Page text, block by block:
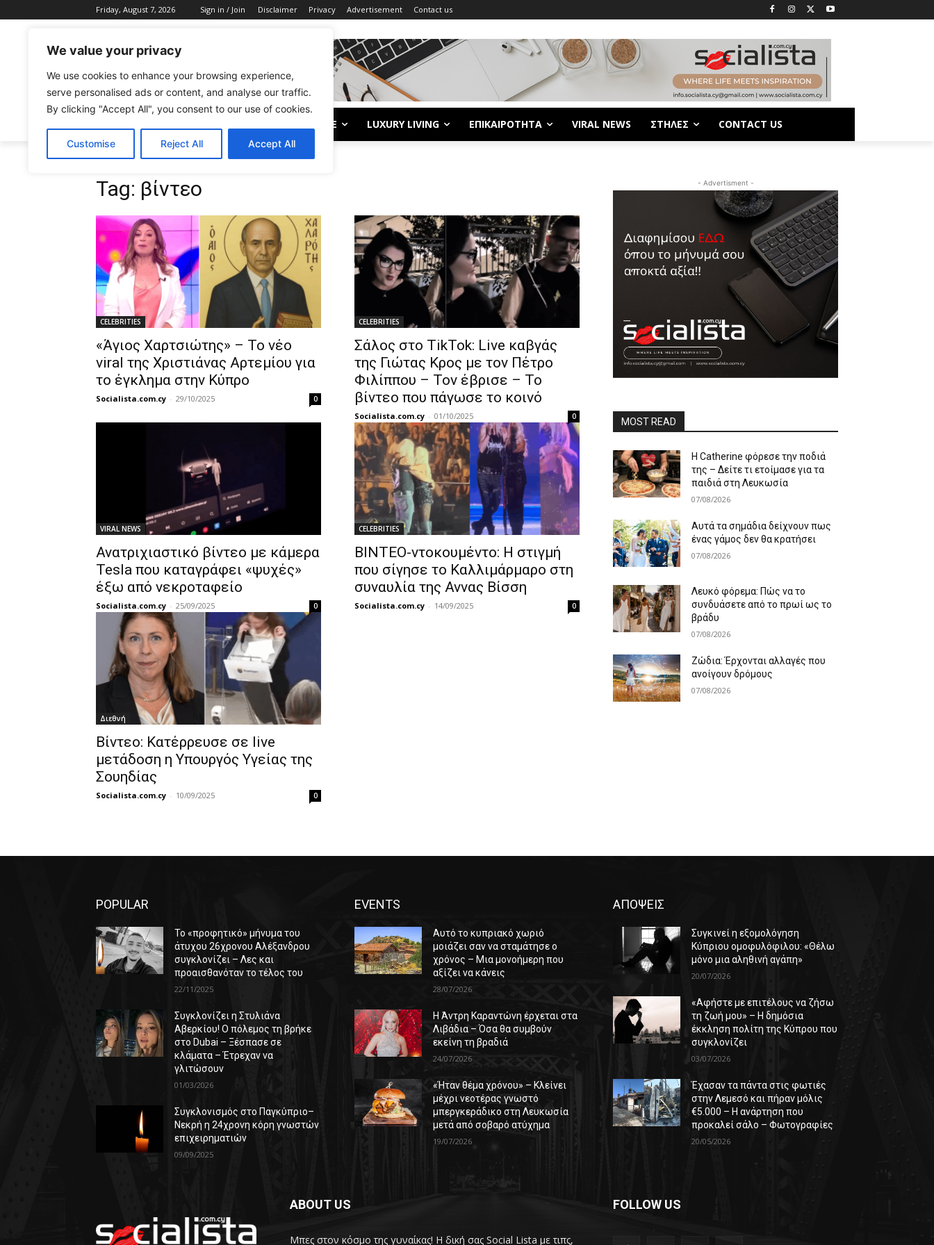
We value your privacy
We use cookies to enhance your browsing experience,
serve personalised ads or content, and analyse our traffic.
By clicking "Accept All", you consent to our use of cookies.
Customise Reject All Accept All
Friday, August 7, 2026 Sign in / Join Disclaimer Privacy Advertisement Contact us
LIFE LUXURY LIVING ΕΠΙΚΑΙΡΟΤΗΤΑ VIRAL NEWS ΣΤΗΛΕΣ CONTACT US
Tags βίντεο
Tag: βίντεο
CELEBRITIES
«Άγιος Χαρτσιώτης» – Το νέο
viral της Χριστιάνας Αρτεμίου για
το έγκλημα στην Κύπρο
Socialista.com.cy - 29/10/2025 0
CELEBRITIES
Σάλος στο TikTok: Live καβγάς
της Γιώτας Κρος με τον Πέτρο
Φιλίππου – Τον έβρισε – Το
βίντεο που πάγωσε το κοινό
Socialista.com.cy - 01/10/2025 0
VIRAL NEWS
Ανατριχιαστικό βίντεο με κάμερα
Tesla που καταγράφει «ψυχές»
έξω από νεκροταφείο
Socialista.com.cy - 25/09/2025 0
CELEBRITIES
ΒΙΝΤΕΟ-ντοκουμέντο: Η στιγμή
που σίγησε το Καλλιμάρμαρο στη
συναυλία της Αννας Βίσση
Socialista.com.cy - 14/09/2025 0
Διεθνή
Βίντεο: Κατέρρευσε σε live
μετάδοση η Υπουργός Υγείας της
Σουηδίας
Socialista.com.cy - 10/09/2025 0
- Advertisment -
MOST READ
Η Catherine φόρεσε την ποδιά
της – Δείτε τι ετοίμασε για τα
παιδιά στη Λευκωσία
07/08/2026
Αυτά τα σημάδια δείχνουν πως
ένας γάμος δεν θα κρατήσει
07/08/2026
Λευκό φόρεμα: Πώς να το
συνδυάσετε από το πρωί ως το
βράδυ
07/08/2026
Ζώδια: Έρχονται αλλαγές που
ανοίγουν δρόμους
07/08/2026
POPULAR
Το «προφητικό» μήνυμα του
άτυχου 26χρονου Αλέξανδρου
συγκλονίζει – Λες και
προαισθανόταν το τέλος του
22/11/2025
Συγκλονίζει η Στυλιάνα
Αβερκίου! Ο πόλεμος τη βρήκε
στο Dubai – Ξέσπασε σε
κλάματα – Έτρεχαν να
γλιτώσουν
01/03/2026
Συγκλονισμός στο Παγκύπριο–
Νεκρή η 24χρονη κόρη γνωστών
επιχειρηματιών
09/09/2025
EVENTS
Αυτό το κυπριακό χωριό
μοιάζει σαν να σταμάτησε ο
χρόνος – Μια μονοήμερη που
αξίζει να κάνεις
28/07/2026
Η Άντρη Καραντώνη έρχεται στα
Λιβάδια – Όσα θα συμβούν
εκείνη τη βραδιά
24/07/2026
«Ήταν θέμα χρόνου» – Κλείνει
μέχρι νεοτέρας γνωστό
μπεργκεράδικο στη Λευκωσία
μετά από σοβαρό ατύχημα
19/07/2026
ΑΠΟΨΕΙΣ
Συγκινεί η εξομολόγηση
Κύπριου ομοφυλόφιλου: «Θέλω
μόνο μια αληθινή αγάπη»
20/07/2026
«Αφήστε με επιτέλους να ζήσω
τη ζωή μου» – Η δημόσια
έκκληση πολίτη της Κύπρου που
συγκλονίζει
03/07/2026
Έχασαν τα πάντα στις φωτιές
στην Λεμεσό και πήραν μόλις
€5.000 – Η ανάρτηση που
προκαλεί σάλο – Φωτογραφίες
20/05/2026
ABOUT US
Μπες στον κόσμο της γυναίκας! H δική σας Social Lista με τιπς,
FOLLOW US